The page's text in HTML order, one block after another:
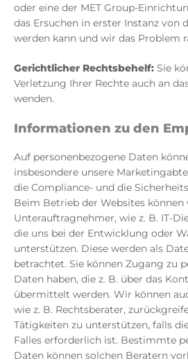
oder eine der MET Group-
das Ersuchen in erster Instanz von
werden kann und wir das Problem
Gerichtlicher Rechtsbehelf: Sie
Verletzung Ihrer Rechte auch an
wenden.
Informationen zu den
Auf personenbezogene Daten
insbesondere unsere
die Compliance- und die
Beim Betrieb der Websites können
Unterauftragnehmer, wie z. B. IT-
die uns bei der Entwicklung oder
unterstützen. Diese werden als
betrachtet. Sie können Zugang zu
Daten haben, die z. B. über das
übermittelt werden. Wir können
wie z. B. Rechtsberater,
Tätigkeiten zu unterstützen, falls
Falles erforderlich ist. Bestimmte
Daten können solchen Beratern